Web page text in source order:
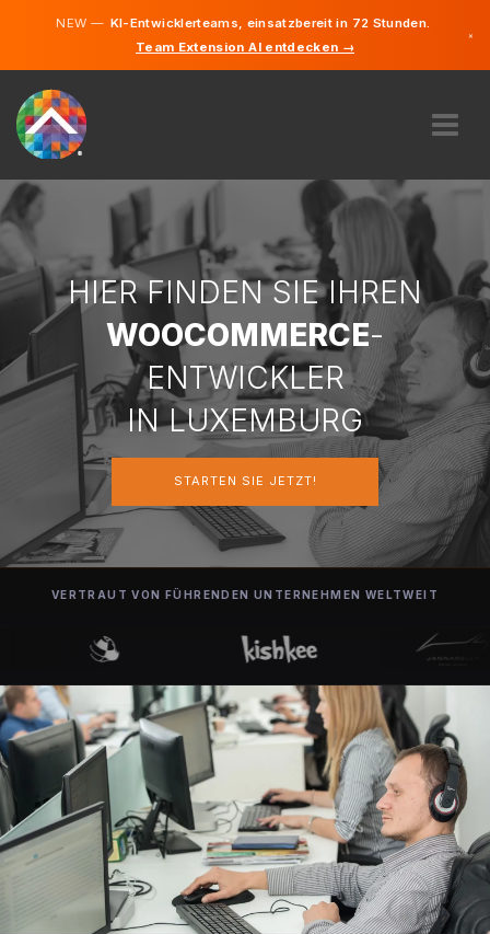
NEW —KI-Entwicklerteams, einsatzbereit in 72 Stunden.
Team Extension AI entdecken →
×
ÜBER UNS
EXPERTISE
WIE FUNKTIONIERT ES?
KARRIERE
FINDEN
LUXEMBURG
STARTEN SIE JETZT
Englisch
HIER FINDEN SIE IHREN
WOOCOMMERCE-
ENTWICKLER
IN LUXEMBURG
STARTEN SIE JETZT!
VERTRAUT VON FÜHRENDEN UNTERNEHMEN WELTWEIT